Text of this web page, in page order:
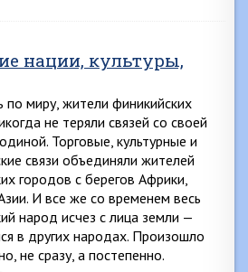
нации, культуры,
по миру, жители финикийских
не теряли связей со своей
Торговые, культурные и
связи объединяли жителей
городов с берегов Африки,
И все же со временем весь
народ исчез с лица земли —
в других народах. Произошло
не сразу, а постепенно.